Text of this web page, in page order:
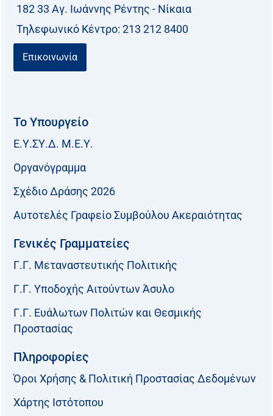
182 33 Aγ. Ιωάννης Ρέντης - Νίκαια
Τηλεφωνικό Kέντρο: 213 212 8400
Επικοινωνία
Το Υπουργείο
Ε.Υ.ΣΥ.Δ. Μ.Ε.Υ.
Οργανόγραμμα
Σχέδιο Δράσης 2026
Αυτοτελές Γραφείο Συμβούλου Ακεραιότητας
Γενικές Γραμματείες
Γ.Γ. Μεταναστευτικής Πολιτικής
Γ.Γ. Υποδοχής Αιτούντων Άσυλο
Γ.Γ. Ευάλωτων Πολιτών και Θεσμικής
Προστασίας
Πληροφορίες
Όροι Χρήσης & Πολιτική Προστασίας Δεδομένων
Χάρτης Ιστότοπου